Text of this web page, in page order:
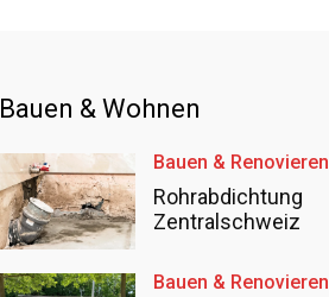
Bauen & Wohnen
Bauen & Renovieren
Rohrabdichtung
Zentralschweiz
Bauen & Renovieren